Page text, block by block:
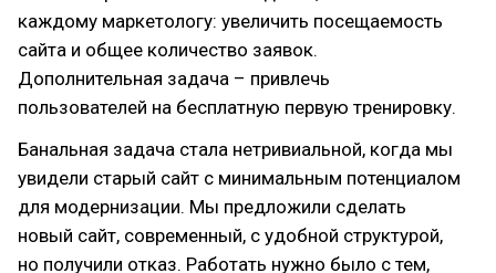
каждому маркетологу: увеличить посещаемость
сайта и общее количество заявок.
Дополнительная задача – привлечь
пользователей на бесплатную первую тренировку.
Банальная задача стала нетривиальной, когда мы
увидели старый сайт с минимальным потенциалом
для модернизации. Мы предложили сделать
новый сайт, современный, с удобной структурой,
но получили отказ. Работать нужно было с тем,